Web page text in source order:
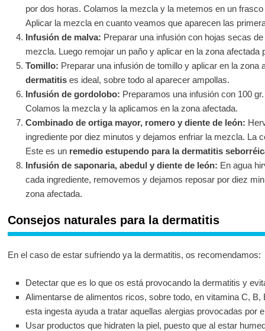
por dos horas. Colamos la mezcla y la metemos en un
Aplicar la mezcla en cuanto veamos que aparecen las
Infusión de malva: Preparar una infusión con hojas secas
mezcla. Luego remojar un paño y aplicar en la zona afectada
Tomillo: Preparar una infusión de tomillo y aplicar en la zona
dermatitises ideal, sobre todo al aparecer ampollas.
Infusión de gordolobo: Preparamos una infusión con 100
Colamos la mezcla y la aplicamos en la zona afectada.
Combinado de ortiga mayor, romero y diente de león:
ingrediente por diez minutos y dejamos enfriar la mezcla. La
Este es un remedio estupendo para la dermatitis
Infusión de saponaria, abedul y diente de león: En agua
cada ingrediente, removemos y dejamos reposar por diez
zona afectada.
Consejos naturales para la dermatitis
En el caso de estar sufriendo ya la dermatitis, os recomendamos:
Detectar que es lo que os está provocando la dermatitis y
Alimentarse de alimentos ricos, sobre todo, en vitamina C,
esta ingesta ayuda a tratar aquellas alergias provocadas por
Usar productos que hidraten la piel, puesto que al estar